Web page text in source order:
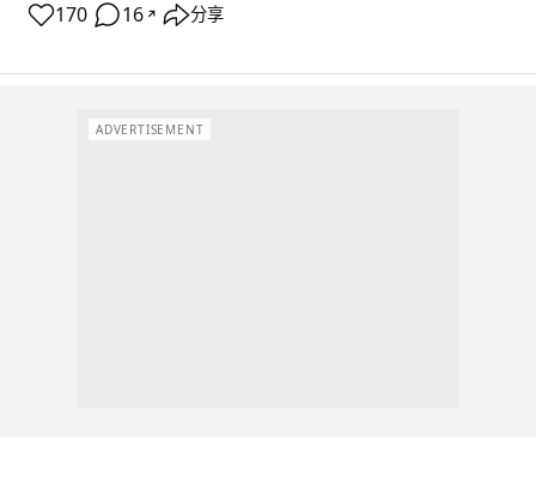
170 16 ↗ 分享
ADVERTISEMENT